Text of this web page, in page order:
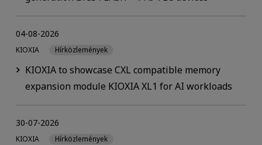
KIOXIA to showcase CXL compatible memory
expansion module KIOXIA XL1 for AI workloads
04-08-2026
KIOXIA Hírközlemények
30-07-2026
KIOXIA Hírközlemények